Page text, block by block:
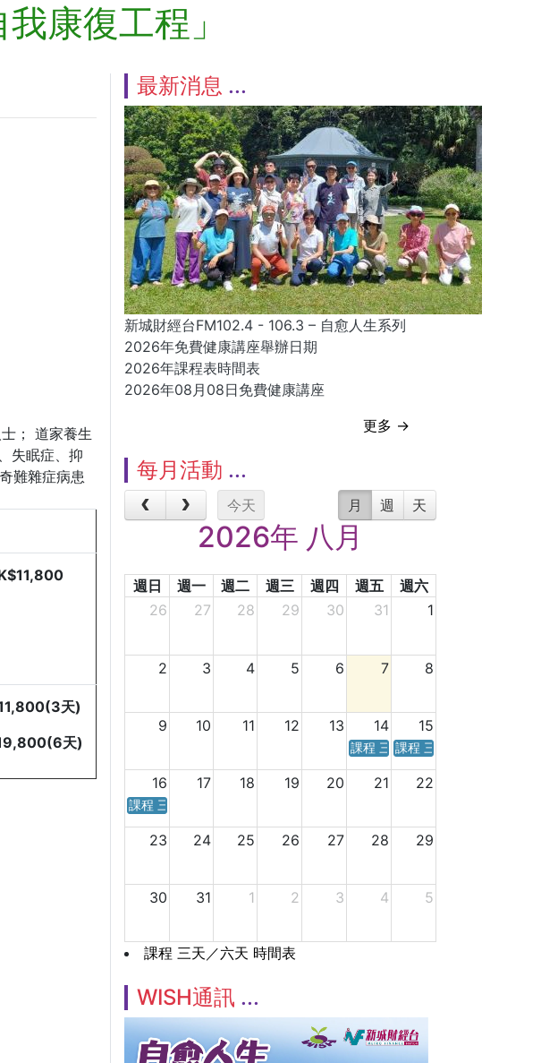
康復工程」
； 道家養生
失眠症、抑
難雜症病患
天)
天)
最新消息
新城財經台FM102.4 - 106.3 – 自愈人生系列
2026年免費健康講座舉辦日期
2026年課程表時間表
2026年08月08日免費健康講座
更多 →
每月活動
今天 月 週 天
2026年 八月
週日 週一 週二 週三 週四 週五
週六
26
27 28 29 30 31 1
2 3 4 5 6 7 8
9 10 11 12 13 14 15
課程 三天／六天 時間表
課程 三天／六天 時間表
16 17 18 19 20 21 22
課程 三天／六天 時間表
23 24 25 26 27 28 29
30 31 1 2 3 4 5
課程 三天／六天 時間表
WISH通訊